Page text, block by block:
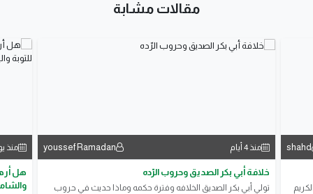
مقالات مشابة
shahd منذ 4 أيام youssef Ramadan
خلافة أبي بكر الصديق وحروب الرّده
تولي أبي بكر الصديق الخلافه وفترة حكمه وماذا حديث في حروب
منذ
هل